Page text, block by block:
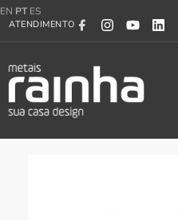
EN PT ES
ATENDIMENTO